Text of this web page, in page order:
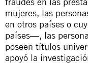
mujeres, las
en otros países o
países—, las
poseen títulos
apoyó la